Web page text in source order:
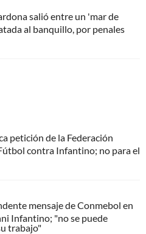
salió entre un 'mar de
al banquillo, por penales
petición de la Federación
contra Infantino; no para el
mensaje de Conmebol en
Infantino; "no se puede
trabajo"